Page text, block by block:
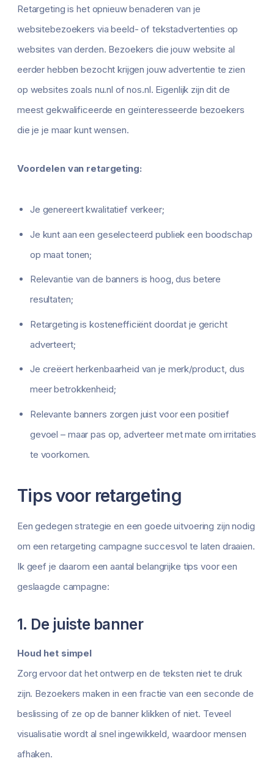
Retargeting is het opnieuw benaderen van je
websitebezoekers via beeld- of tekstadvertenties op
websites van derden. Bezoekers die jouw website al
eerder hebben bezocht krijgen jouw advertentie te zien
op websites zoals nu.nl of nos.nl. Eigenlijk zijn dit de
meest gekwalificeerde en geïnteresseerde bezoekers
die je je maar kunt wensen.
Voordelen van retargeting:
Je genereert kwalitatief verkeer;
Je kunt aan een geselecteerd publiek een boodschap
op maat tonen;
Relevantie van de banners is hoog, dus betere
resultaten;
Retargeting is kostenefficiënt doordat je gericht
adverteert;
Je creëert herkenbaarheid van je merk/product, dus
meer betrokkenheid;
Relevante banners zorgen juist voor een positief
gevoel – maar pas op, adverteer met mate om irritaties
te voorkomen.
Tips voor retargeting
Een gedegen strategie en een goede uitvoering zijn nodig
om een retargeting campagne succesvol te laten draaien.
Ik geef je daarom een aantal belangrijke tips voor een
geslaagde campagne:
1. De juiste banner
Houd het simpel
Zorg ervoor dat het ontwerp en de teksten niet te druk
zijn. Bezoekers maken in een fractie van een seconde de
beslissing of ze op de banner klikken of niet. Teveel
visualisatie wordt al snel ingewikkeld, waardoor mensen
afhaken.